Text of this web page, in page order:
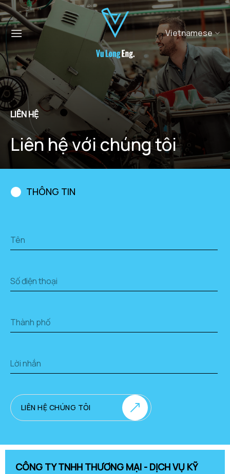
Chuyển
đến
nội
dung
Vietnamese
Liên hệ với chúng tôi
LIÊN HỆ
THÔNG TIN
LIÊN HỆ CHÚNG TÔI
CÔNG TY TNHH THƯƠNG MẠI - DỊCH VỤ KỸ